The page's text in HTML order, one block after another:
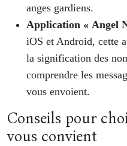
anges gardiens.
Application « Angel
iOS et Android, cette
la signification des
comprendre les
vous envoient.
Conseils pour
vous convient